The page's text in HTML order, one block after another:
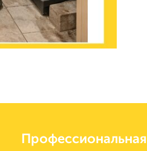
Профессиональная